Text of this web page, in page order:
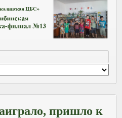
пришло к